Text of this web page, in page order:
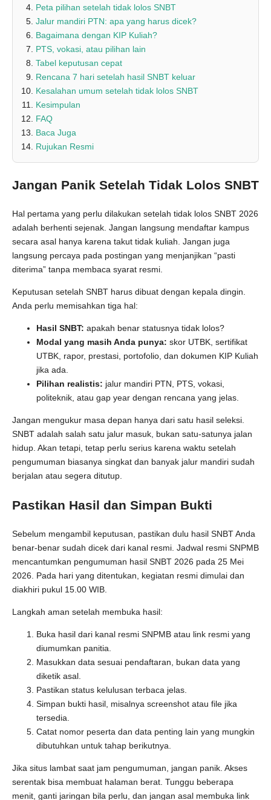
Peta pilihan setelah tidak lolos SNBT
Jalur mandiri PTN: apa yang harus dicek?
Bagaimana dengan KIP Kuliah?
PTS, vokasi, atau pilihan lain
Tabel keputusan cepat
Rencana 7 hari setelah hasil SNBT keluar
Kesalahan umum setelah tidak lolos SNBT
Kesimpulan
FAQ
Baca Juga
Rujukan Resmi
Jangan Panik Setelah Tidak Lolos SNBT
Hal pertama yang perlu dilakukan setelah tidak lolos SNBT 2026
adalah berhenti sejenak. Jangan langsung mendaftar kampus
secara asal hanya karena takut tidak kuliah. Jangan juga
langsung percaya pada postingan yang menjanjikan “pasti
diterima” tanpa membaca syarat resmi.
Keputusan setelah SNBT harus dibuat dengan kepala dingin.
Anda perlu memisahkan tiga hal:
Hasil SNBT: apakah benar statusnya tidak lolos?
Modal yang masih Anda punya: skor UTBK, sertifikat
UTBK, rapor, prestasi, portofolio, dan dokumen KIP Kuliah
jika ada.
Pilihan realistis: jalur mandiri PTN, PTS, vokasi,
politeknik, atau gap year dengan rencana yang jelas.
Jangan mengukur masa depan hanya dari satu hasil seleksi.
SNBT adalah salah satu jalur masuk, bukan satu-satunya jalan
hidup. Akan tetapi, tetap perlu serius karena waktu setelah
pengumuman biasanya singkat dan banyak jalur mandiri sudah
berjalan atau segera ditutup.
Pastikan Hasil dan Simpan Bukti
Sebelum mengambil keputusan, pastikan dulu hasil SNBT Anda
benar-benar sudah dicek dari kanal resmi. Jadwal resmi SNPMB
mencantumkan pengumuman hasil SNBT 2026 pada 25 Mei
2026. Pada hari yang ditentukan, kegiatan resmi dimulai dan
diakhiri pukul 15.00 WIB.
Langkah aman setelah membuka hasil:
Buka hasil dari kanal resmi SNPMB atau link resmi yang
diumumkan panitia.
Masukkan data sesuai pendaftaran, bukan data yang
diketik asal.
Pastikan status kelulusan terbaca jelas.
Simpan bukti hasil, misalnya screenshot atau file jika
tersedia.
Catat nomor peserta dan data penting lain yang mungkin
dibutuhkan untuk tahap berikutnya.
Jika situs lambat saat jam pengumuman, jangan panik. Akses
serentak bisa membuat halaman berat. Tunggu beberapa
menit, ganti jaringan bila perlu, dan jangan asal membuka link